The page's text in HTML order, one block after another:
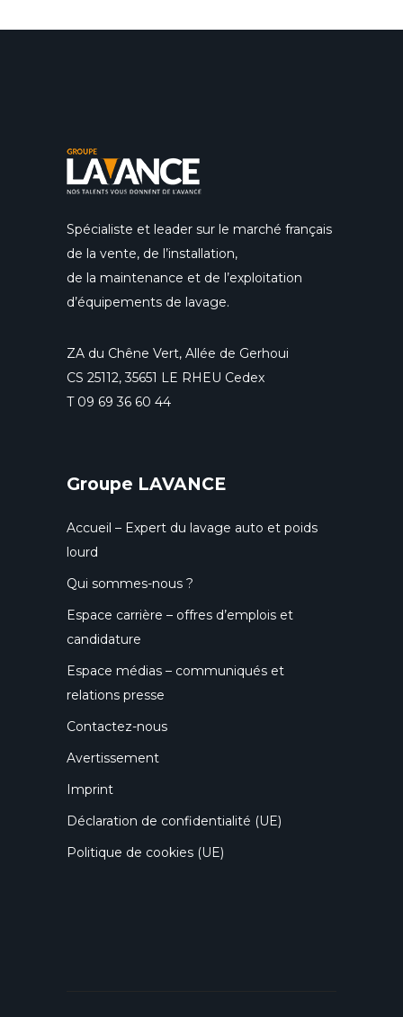
Spécialiste et leader sur le marché français
de la vente, de l’installation,
de la maintenance et de l’exploitation
d’équipements de lavage.
ZA du Chêne Vert, Allée de Gerhoui
CS 25112, 35651 LE RHEU Cedex
T 09 69 36 60 44
Groupe LAVANCE
Accueil – Expert du lavage auto et poids
lourd
Qui sommes-nous ?
Espace carrière – offres d’emplois et
candidature
Espace médias – communiqués et
relations presse
Contactez-nous
Avertissement
Imprint
Déclaration de confidentialité (UE)
Politique de cookies (UE)